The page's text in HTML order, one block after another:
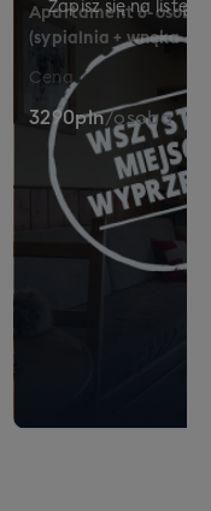
(czarne)
Apartament 6-
(sypialnia + wnęka +
Cena
3290pln/osoba